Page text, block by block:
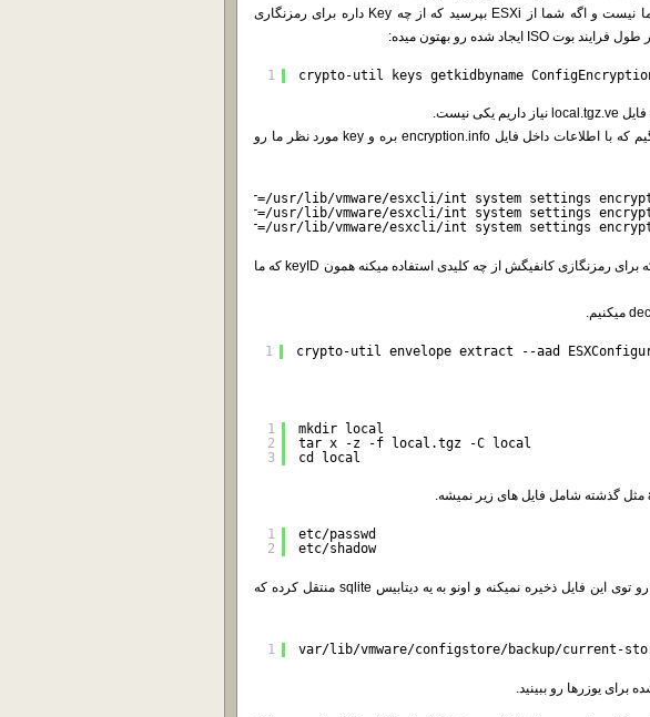
در حال حاضر این key توی key cache شما نیست و اگه شما از ESXi بپرسید که از چه Key داره برای رمزنگاری
1 crypto-util keys getkidbyname
بیاید به ESXiی که از روی ISO بوت شده بگیم که با اطلاعات داخل فایل encryption.info بره و key مورد نظر ما رو
localcli --plugin-dir=/usr/lib/vmware/esxcli/int system settings
localcli --plugin-dir=/usr/lib/vmware/esxcli/int system settings
localcli --plugin-dir=/usr/lib/vmware/esxcli/int system settings
بعد از این کار اگه دومرتبه از ESXi بپرسید که برای رمزنگازی کانفیگش از چه کلیدی استفاده میکنه همون keyID که ما
1 crypto-util envelope extract --aad
1
2
3
mkdir local
tar x -z -f local.tgz -C local
cd local
1
2
etc/passwd
etc/shadow
دلیلش این هست که VMware دیگه پسورد رو توی این فایل ذخیره نمیکنه و اونو به یه دیتابیس sqlite منتقل کرده که
1 var/lib/vmware/configstore/backup/current-
یوزرها رو ببینید.